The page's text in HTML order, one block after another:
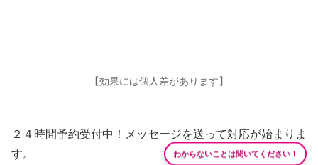
【効果には個人差があります】
２４時間予約受付中！メッセージを送って対応が始まりま
す。
わからないことは聞いてください！